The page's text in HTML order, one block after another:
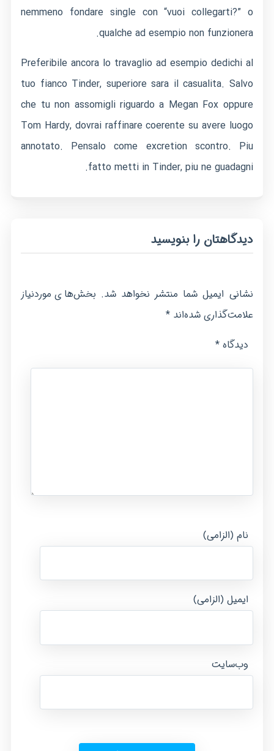
nemmeno fondare single con “vuoi collegarti?” o
qualche ad esempio non funzionera.
Preferibile ancora lo travaglio ad esempio dedichi al
tuo fianco Tinder, superiore sara il casualita. Salvo
che tu non assomigli riguardo a Megan Fox oppure
Tom Hardy, dovrai raffinare coerente su avere luogo
annotato. Pensalo come excretion scontro. Piu
fatto metti in Tinder, piu ne guadagni.
دیدگاهتان را بنویسید
نشانی ایمیل شما منتشر نخواهد شد. بخش‌های موردنیاز
علامت‌گذاری شده‌اند*
دیدگاه *
نام (الزامی)
ایمیل (الزامی)
وب‌سایت